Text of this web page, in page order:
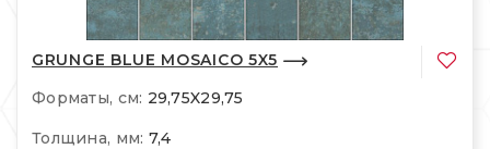
GRUNGE BLUE MOSAICO 5X5
Форматы, см: 29,75X29,75
Толщина, мм: 7,4